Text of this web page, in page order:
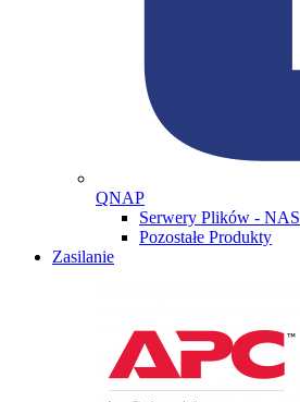
QNAP
Serwery Plików - NAS
Pozostałe Produkty
Zasilanie